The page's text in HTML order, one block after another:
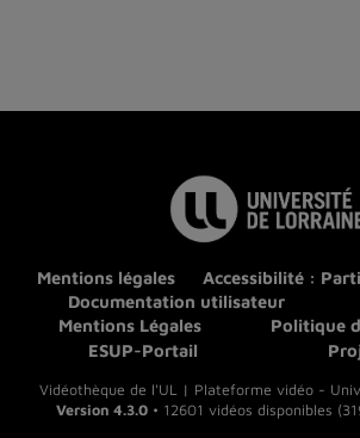
Mentions légales
Accessibilité :
Documentation utilisateur
Mentions Légales
Politique
ESUP-Portail
Vidéothèque de l'UL | Plateforme vidéo -
Version 4.3.0 • 12601 vidéos disponibles